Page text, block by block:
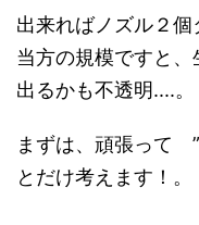
出来ればノズル２個
当方の規模ですと
出るかも不透明....。
まずは、頑張って
とだけ考えます！。